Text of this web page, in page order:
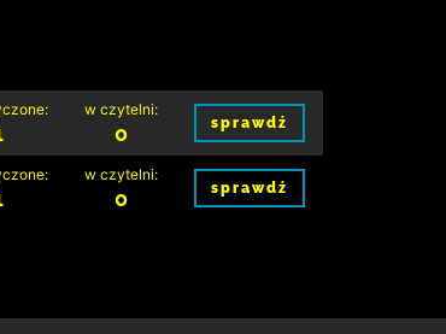
w czytelni:
0 sprawdź
w czytelni:
0 sprawdź